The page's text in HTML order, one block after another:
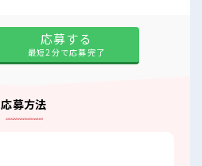
応募する
最短2分で応募完了
応募方法